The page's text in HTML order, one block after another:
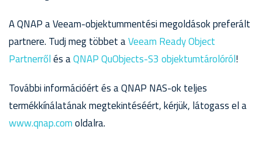
A QNAP a Veeam-objektummentési megoldások preferált
partnere. Tudj meg többet aVeeam Ready Object
Partnerrőlés aQNAP QuObjects-S3 objektumtárolóról!
További információért és a QNAP NAS-ok teljes
termékkínálatának megtekintéséért, kérjük, látogass el a
www.qnap.comoldalra.